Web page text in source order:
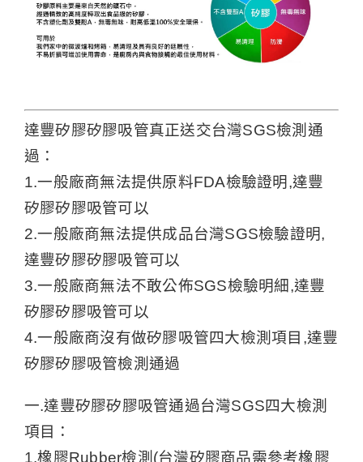
達豐矽膠矽膠吸管真正送交台灣SGS檢測通
過：
1.一般廠商無法提供原料FDA檢驗證明,達豐
矽膠矽膠吸管可以
2.一般廠商無法提供成品台灣SGS檢驗證明,
達豐矽膠矽膠吸管可以
3.一般廠商無法不敢公佈SGS檢驗明細,達豐
矽膠矽膠吸管可以
4.一般廠商沒有做矽膠吸管四大檢測項目,達豐
矽膠矽膠吸管檢測通過
一.達豐矽膠矽膠吸管通過台灣SGS四大檢測
項目：
1.橡膠Rubber檢測(台灣矽膠商品需參考橡膠